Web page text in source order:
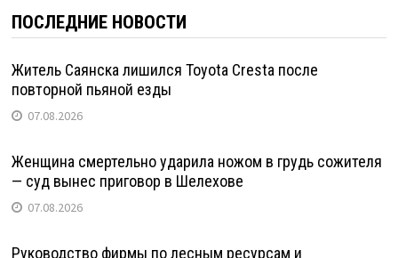
ПОСЛЕДНИЕ НОВОСТИ
Житель Саянска лишился Toyota Cresta после
повторной пьяной езды
07.08.2026
Женщина смертельно ударила ножом в грудь сожителя
— суд вынес приговор в Шелехове
07.08.2026
Руководство фирмы по лесным ресурсам и